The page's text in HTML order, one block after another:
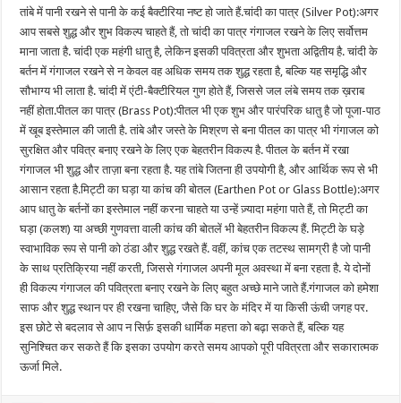
तांबे में पानी रखने से पानी के कई बैक्टीरिया नष्ट हो जाते हैं.चांदी का पात्र (Silver Pot):अगर
आप सबसे शुद्ध और शुभ विकल्प चाहते हैं, तो चांदी का पात्र गंगाजल रखने के लिए सर्वोत्तम
माना जाता है. चांदी एक महंगी धातु है, लेकिन इसकी पवित्रता और शुभता अद्वितीय है. चांदी के
बर्तन में गंगाजल रखने से न केवल वह अधिक समय तक शुद्ध रहता है, बल्कि यह समृद्धि और
सौभाग्य भी लाता है. चांदी में एंटी-बैक्टीरियल गुण होते हैं, जिससे जल लंबे समय तक ख़राब
नहीं होता.पीतल का पात्र (Brass Pot):पीतल भी एक शुभ और पारंपरिक धातु है जो पूजा-पाठ
में खूब इस्तेमाल की जाती है. तांबे और जस्ते के मिश्रण से बना पीतल का पात्र भी गंगाजल को
सुरक्षित और पवित्र बनाए रखने के लिए एक बेहतरीन विकल्प है. पीतल के बर्तन में रखा
गंगाजल भी शुद्ध और ताज़ा बना रहता है. यह तांबे जितना ही उपयोगी है, और आर्थिक रूप से भी
आसान रहता है.मिट्टी का घड़ा या कांच की बोतल (Earthen Pot or Glass Bottle):अगर
आप धातु के बर्तनों का इस्तेमाल नहीं करना चाहते या उन्हें ज़्यादा महंगा पाते हैं, तो मिट्टी का
घड़ा (कलश) या अच्छी गुणवत्ता वाली कांच की बोतलें भी बेहतरीन विकल्प हैं. मिट्टी के घड़े
स्वाभाविक रूप से पानी को ठंडा और शुद्ध रखते हैं. वहीं, कांच एक तटस्थ सामग्री है जो पानी
के साथ प्रतिक्रिया नहीं करती, जिससे गंगाजल अपनी मूल अवस्था में बना रहता है. ये दोनों
ही विकल्प गंगाजल की पवित्रता बनाए रखने के लिए बहुत अच्छे माने जाते हैं.गंगाजल को हमेशा
साफ और शुद्ध स्थान पर ही रखना चाहिए, जैसे कि घर के मंदिर में या किसी ऊंची जगह पर.
इस छोटे से बदलाव से आप न सिर्फ़ इसकी धार्मिक महत्ता को बढ़ा सकते हैं, बल्कि यह
सुनिश्चित कर सकते हैं कि इसका उपयोग करते समय आपको पूरी पवित्रता और सकारात्मक
ऊर्जा मिले.